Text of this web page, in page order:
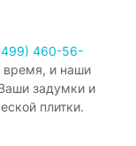
460-56-
время, и наши
задумки и
плитки.